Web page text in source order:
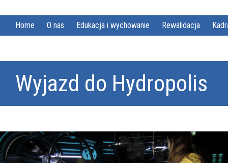
Home O nas Edukacja i wychowanie Rewalidacja
Wyjazd do Hydropolis